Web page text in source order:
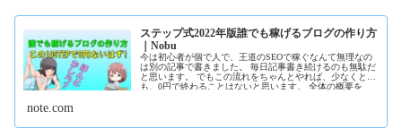
ステップ式2022年版誰でも稼げるブログの作り方
｜Nobu
今は初心者が個で人で、王道のSEOで稼ぐなんて無理なの
は別の記事で書きました。 毎日記事書き続けるのも無駄だ
と思います。 でもこの流れをちゃんとやれば、少なくと
も、0円で終わることはないと思います。 全体の概要を
note.com